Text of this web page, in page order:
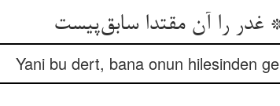
Yani bu dert, bana onun hilesinden